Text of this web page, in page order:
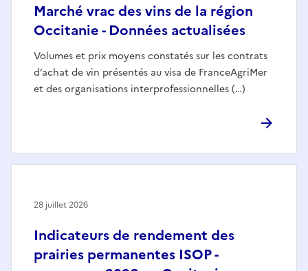
Marché vrac des vins de la région
Occitanie - Données actualisées
Volumes et prix moyens constatés sur les contrats
d’achat de vin présentés au visa de FranceAgriMer
et des organisations interprofessionnelles (…)
Indicateurs de rendement des
prairies permanentes ISOP -
28 juillet 2026